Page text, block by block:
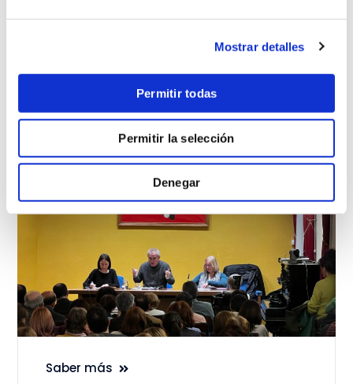
Mostrar detalles
Permitir todas
Permitir la selección
Denegar
La misión de la Iglesia,
obra de santidad
Saber más